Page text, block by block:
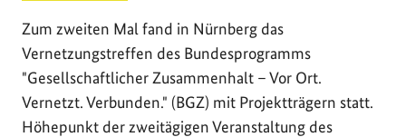
Zum zweiten Mal fand in Nürnberg das
Vernetzungstreffen des Bundesprogramms
"Gesellschaftlicher Zusammenhalt – Vor Ort.
Vernetzt. Verbunden." (BGZ) mit Projektträgern statt.
Höhepunkt der zweitägigen Veranstaltung des